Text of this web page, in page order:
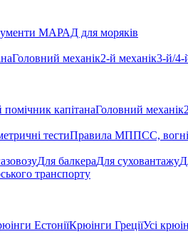
МАРАД для моряків
Головний механік2-й механік3-й/4-
помічник капітанаГоловний механік
тестиПравила МППСС, вогні
Для балкераДля суховантажу
транспорту
ЕстоніїКрюінги ГреціїУсі